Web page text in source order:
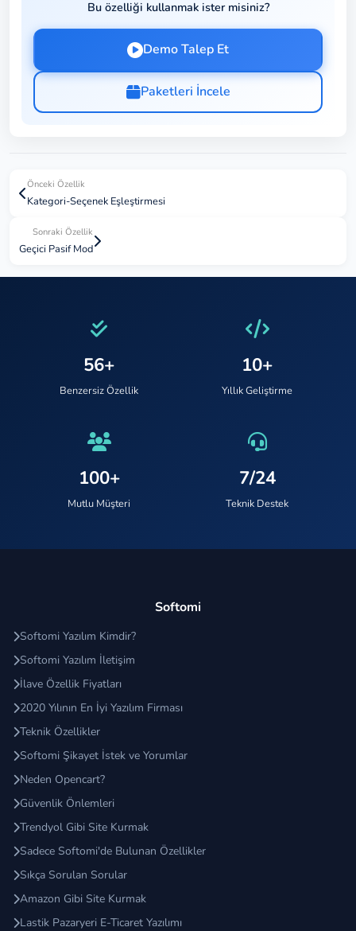
Bu özelliği kullanmak ister misiniz?
Demo Talep Et
Paketleri İncele
Önceki Özellik
Kategori-Seçenek Eşleştirmesi
Sonraki Özellik
Geçici Pasif Mod
56+
Benzersiz Özellik
10+
Yıllık Geliştirme
100+
Mutlu Müşteri
7/24
Teknik Destek
Softomi
Softomi Yazılım Kimdir?
Softomi Yazılım İletişim
İlave Özellik Fiyatları
2020 Yılının En İyi Yazılım Firması
Teknik Özellikler
Softomi Şikayet İstek ve Yorumlar
Neden Opencart?
Güvenlik Önlemleri
Trendyol Gibi Site Kurmak
Sadece Softomi'de Bulunan Özellikler
Sıkça Sorulan Sorular
Amazon Gibi Site Kurmak
Lastik Pazaryeri E-Ticaret Yazılımı